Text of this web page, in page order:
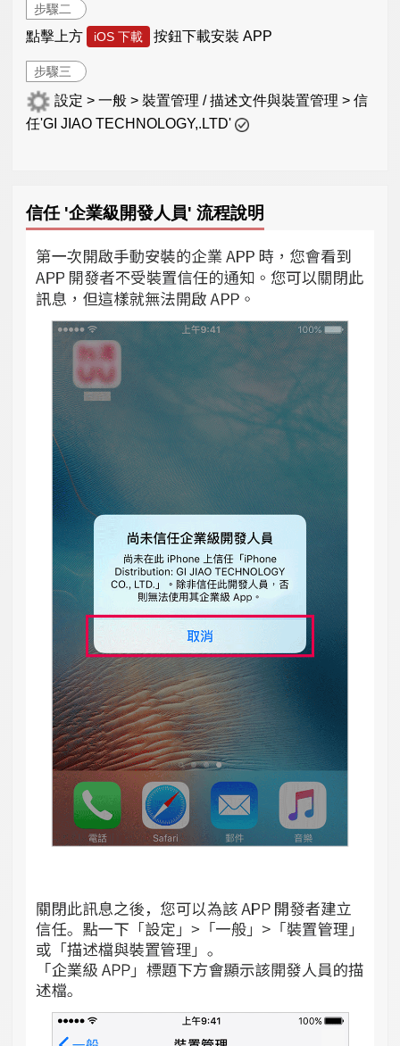
步驟二
點擊上方 iOS 下載 按鈕下載安裝 APP
步驟三
設定 > 一般 > 裝置管理 / 描述文件與裝置管理 > 信
任'GI JIAO TECHNOLOGY,.LTD'
信任 '企業級開發人員' 流程說明